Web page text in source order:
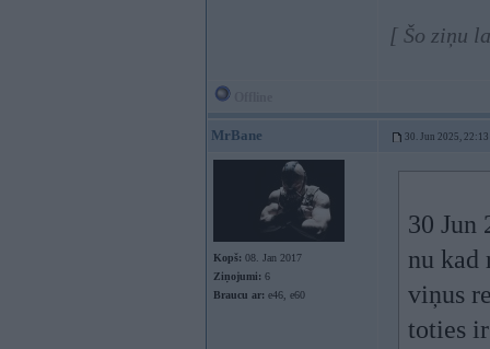
[ Šo ziņu
MrBane 30. Jun 2025, 22:13
Kopš: 08. Jan 2017
Ziņojumi: 6
Braucu ar: e46, e60
30 Jun
nu kad
viņus
toties